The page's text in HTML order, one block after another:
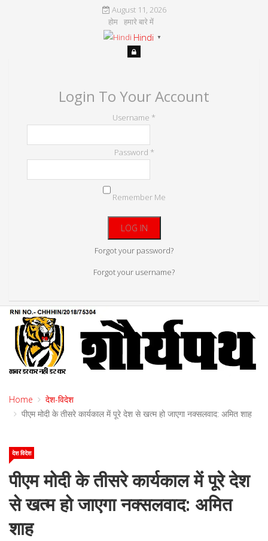
August 11, 2026
होम हमारे बारे में
Hindi ▼
Login To Your Account
Username *
Password *
Remember Me
Forgot your password?
Forgot your username?
Home
देश-विदेश
पीएम मोदी के तीसरे कार्यकाल में पूरे देश से खत्‍म हो जाएगा नक्‍सलवाद: अमित शाह
देश विदेश
पीएम मोदी के तीसरे कार्यकाल में पूरे देश
से खत्‍म हो जाएगा नक्‍सलवाद: अमित
शाह